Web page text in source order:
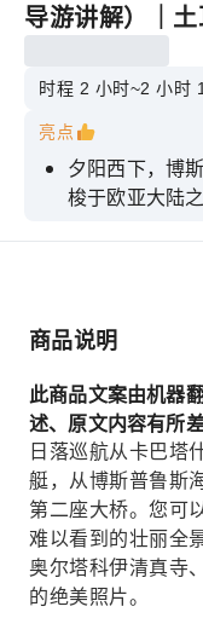
导游讲解）｜土
时程 2 小时~2 小时
亮点
夕阳西下，博
梭于欧亚大陆之
从专业导游的
商品说明
此商品文案由机器
述、原文内容有所
日落巡航从卡巴塔
艇，从博斯普鲁斯
第二座大桥。您可
难以看到的壮丽全
奥尔塔科伊清真寺
的绝美照片。